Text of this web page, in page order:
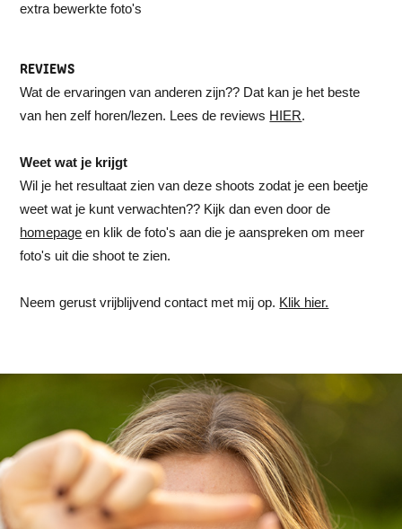
extra bewerkte foto's
REVIEWS
Wat de ervaringen van anderen zijn?? Dat kan je het beste
van hen zelf horen/lezen. Lees de reviews HIER.
Weet wat je krijgt
Wil je het resultaat zien van deze shoots zodat je een beetje
weet wat je kunt verwachten?? Kijk dan even door de
homepage en klik de foto's aan die je aanspreken om meer
foto's uit die shoot te zien.
Neem gerust vrijblijvend contact met mij op. Klik hier.